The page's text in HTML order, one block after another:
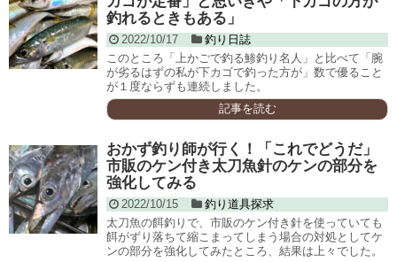
釣れるときもある」
2022/10/17
釣り日誌
このところ「上かごで釣る鯵釣り名人」と比べて「腕
が劣るはずの私が下カゴで釣った方が」数で優ること
が１度ならずも連続しました。
記事を読む
おかず釣り師が行く！「これでどうだ」
市販のケン付き太刀魚針のケンの部分を
強化してみる
2022/10/15
釣り道具探求
太刀魚の餌釣りで、市販のケン付き針を使っていても
餌がずり落ちて縮こまってしまう場合の対処としてケ
ンの部分を強化してみたところ、結果は上々でした。